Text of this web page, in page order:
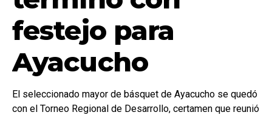
festejo para
Ayacucho
El seleccionado mayor de básquet de Ayacucho se quedó
con el Torneo Regional de Desarrollo, certamen que reunió